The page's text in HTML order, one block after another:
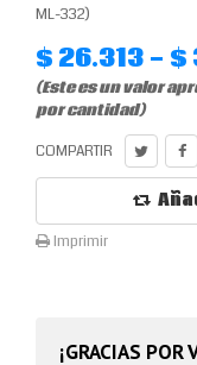
ML-332)
$ 26.313 - $
(Este es un valor
por cantidad)
COMPARTIR
Imprimir
¡GRACIAS POR